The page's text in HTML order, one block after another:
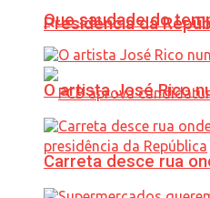
Presidência da
Que saudade do
O artista José Rico
Carreta desce rua